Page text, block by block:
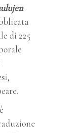
di 225